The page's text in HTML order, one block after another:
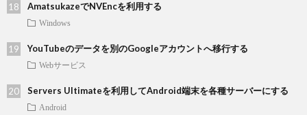
AmatsukazeでNVEncを利用する
Windows
YouTubeのデータを別のGoogleアカウントへ移行する
Webサービス
Servers Ultimateを利用してAndroid端末を各種サーバーにする
Android